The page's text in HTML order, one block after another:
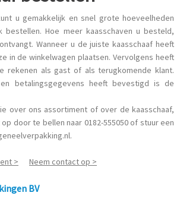
u gemakkelijk en snel grote hoeveelheden
bestellen. Hoe meer kaasschaven u besteld,
Wanneer u de juiste kaasschaaf heeft
in de winkelwagen plaatsen. Vervolgens heeft
rekenen als gast of als terugkomende klant.
betalingsgegevens heeft bevestigd is de
over ons assortiment of over de kaasschaaf,
door te bellen naar 0182-555050 of stuur een
> Neem contact op >
BV